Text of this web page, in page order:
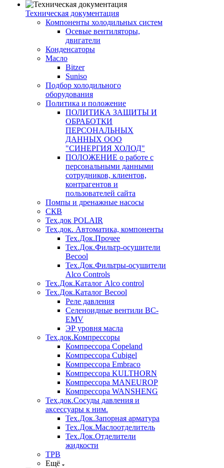
Техническая документация
Компоненты холодильных систем
Осевые вентиляторы,
двигатели
Конденсаторы
Масло
Bitzer
Suniso
Подбор холодильного
оборудования
Политика и положение
ПОЛИТИКА ЗАЩИТЫ И
ОБРАБОТКИ
ПЕРСОНАЛЬНЫХ
ДАННЫХ ООО
"СИНЕРГИЯ ХОЛОД"
ПОЛОЖЕНИЕ о работе с
персональными данными
сотрудников, клиентов,
контрагентов и
пользователей сайта
Помпы и дренажные насосы
СКВ
Тех.док POLAIR
Тех.док. Автоматика, компоненты
Тех.Док.Прочее
Тех.Док.Фильтр-осушители
Becool
Тех.Док.Фильтры-осушители
Alco Controls
Тех.Док.Каталог Alco control
Тех.Док.Каталог Becool
Реле давления
Селеноидные вентили BC-
EMV
ЭР уровня масла
Тех.док.Компрессоры
Компрессора Copeland
Компрессора Cubigel
Компрессора Embraco
Компрессора KULTHORN
Компрессора MANEUROP
Компрессора WANSHENG
Тех.док.Сосуды давления и
аксессуары к ним.
Тех.Док.Запорная арматура
Тех.Док.Маслоотделитель
Тех.Док.Отделители
жидкости
ТРВ
Ещё